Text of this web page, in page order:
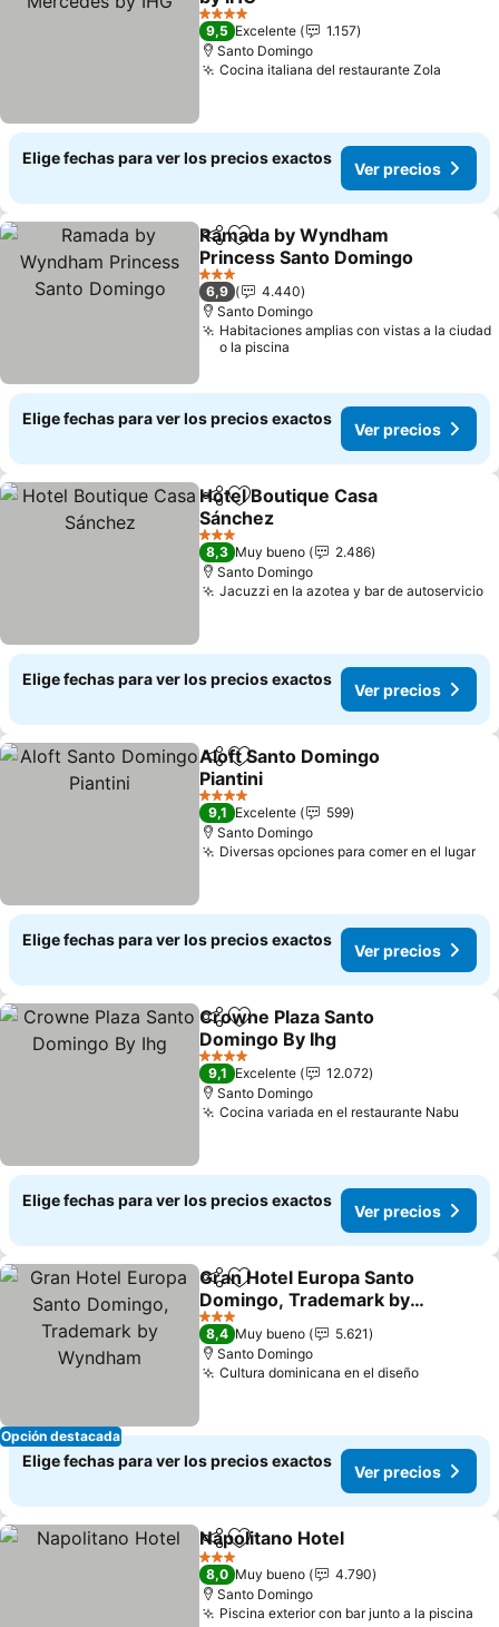
4 Estrellas
9,5 Excelente
1.157
Santo Domingo
Cocina italiana del restaurante Zola
Elige fechas para ver los precios exactos
Ver precios
CompartirAgregar a favoritos
Ramada by Wyndham
Princess Santo Domingo
3 Estrellas
6,9
4.440
Santo Domingo
Habitaciones amplias con vistas a la ciudad
o la piscina
Elige fechas para ver los precios exactos
Ver precios
CompartirAgregar a favoritos
Hotel Boutique Casa
Sánchez
3 Estrellas
8,3 Muy bueno
2.486
Santo Domingo
Jacuzzi en la azotea y bar de autoservicio
Elige fechas para ver los precios exactos
Ver precios
CompartirAgregar a favoritos
Aloft Santo Domingo
Piantini
4 Estrellas
9,1 Excelente
599
Santo Domingo
Diversas opciones para comer en el lugar
Elige fechas para ver los precios exactos
Ver precios
CompartirAgregar a favoritos
Crowne Plaza Santo
Domingo By Ihg
4 Estrellas
9,1 Excelente
12.072
Santo Domingo
Cocina variada en el restaurante Nabu
Elige fechas para ver los precios exactos
Ver precios
Opción destacada
CompartirAgregar a favoritos
Gran Hotel Europa Santo
Domingo, Trademark by
Wyndham
3 Estrellas
8,4 Muy bueno
5.621
Santo Domingo
Cultura dominicana en el diseño
Elige fechas para ver los precios exactos
Ver precios
CompartirAgregar a favoritos
Napolitano Hotel
3 Estrellas
8,0 Muy bueno
4.790
Santo Domingo
Piscina exterior con bar junto a la piscina